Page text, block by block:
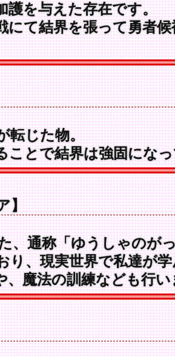
を与えた存在です。
て結界を張って勇者
じた物。
とで結界は強固になっ
】
通称「ゆうしゃのがっ
、現実世界で私達が学
魔法の訓練なども行い